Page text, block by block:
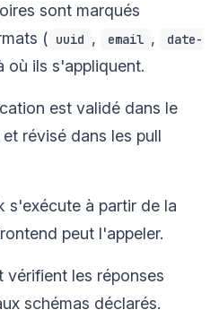
sont marqués
( uuid , email ,
date-
où ils s'appliquent.
est validé dans le
révisé dans les pull
s'exécute à partir de la
peut l'appeler.
vérifient les réponses
schémas déclarés.